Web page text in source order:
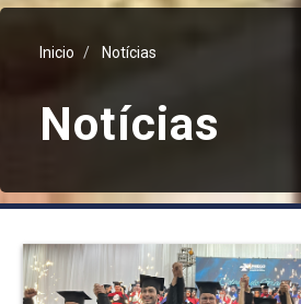
Inicio Notícias
Notícias